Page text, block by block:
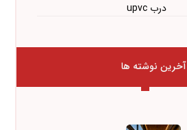
درب upvc
آخرین نوشته ها